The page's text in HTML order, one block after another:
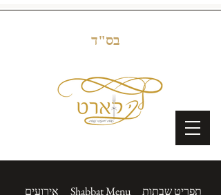
בס"ד
תפריט שבתות Shabbat Menu אירועים